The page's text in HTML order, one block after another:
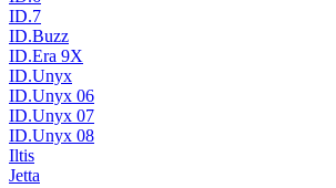
ID.7
ID.Buzz
ID.Era 9X
ID.Unyx
ID.Unyx 06
ID.Unyx 07
ID.Unyx 08
Iltis
Jetta